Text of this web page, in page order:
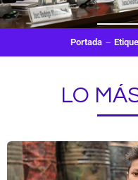
Portada
LO